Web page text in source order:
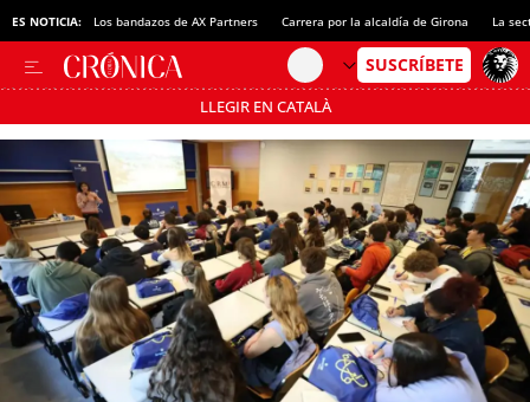
ES NOTICIA: Los bandazos de AX Partners Carrera por la alcaldía de Girona La
LLEGIR EN CATALÀ
Pásate al MODO AHORRO